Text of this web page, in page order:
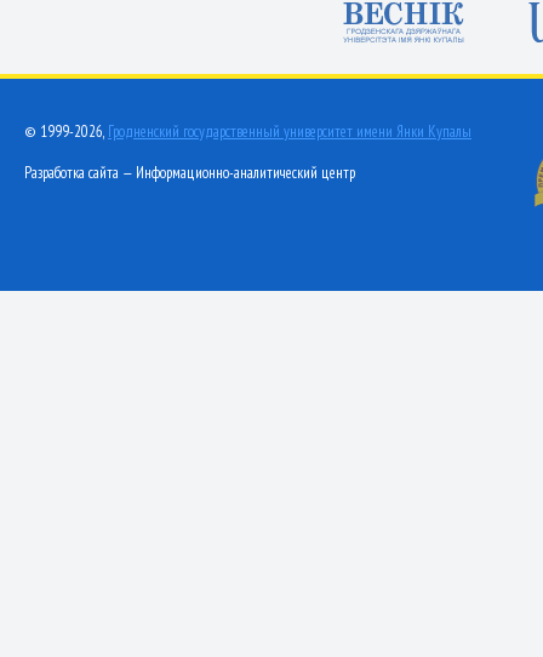
© 1999-2026, Гродненский государственный университет имени Янки Купалы
Разработка сайта — Информационно-аналитический центр